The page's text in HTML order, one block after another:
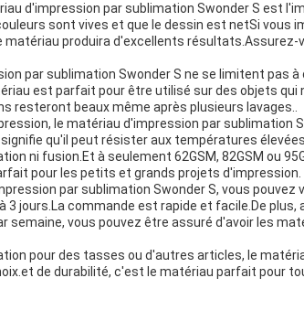
d'impression par sublimation Swonder S est
sont vives et que le dessin est netSi vous
matériau produira d'excellents résultats.Assurez-
par sublimation Swonder S ne se limitent pas
est parfait pour être utilisé sur des objets qui
resteront beaux même après plusieurs lavages..
le matériau d'impression par sublimation
qu'il peut résister aux températures
ni fusion.Et à seulement 62GSM, 82GSM ou
pour les petits et grands projets d'impression.
par sublimation Swonder S, vous pouvez
3 jours.La commande est rapide et facile.De plus,
semaine, vous pouvez être assuré d'avoir les
pour des tasses ou d'autres articles, le
de durabilité, c'est le matériau parfait pour